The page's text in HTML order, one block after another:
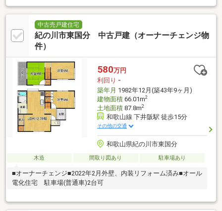
中古売戸建住宅
紀の川市東国分 中古戸建（オーナーチェンジ物
件）
580万円
利回り -
築年月 1982年12月(築43年9ヶ月)
建物面積66.01m2
土地面積87.8m2
和歌山線 下井阪駅 徒歩15分
その他の交通
和歌山県紀の川市東国分
木造 間取り図あり 駐車場あり
■オーナーチェンジ■2022年2月外壁、内装リフォーム済み■オール
電化住宅 駐車場(普通車)2台可